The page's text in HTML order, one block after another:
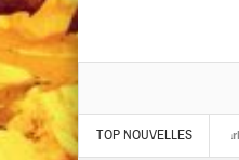
TOP NOUVELLES
The Warning, Made In The Dark et